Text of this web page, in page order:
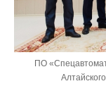
ПО